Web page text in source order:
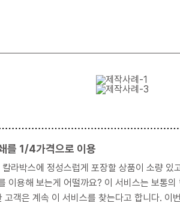
를 1/4가격으로 이용
라박스에 정성스럽게 포장할 상품이 소량
통의 칼라박스 제작 프로세스를 이용할 때의 1/4가격이지만 디자인은 매우 고급
고객은 계속 이 서비스를 찾는다고 합니다. 이